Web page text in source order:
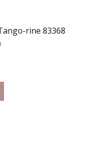
rine 83368